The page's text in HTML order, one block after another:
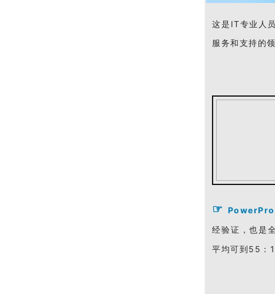
这是IT专业人
服务和支持的领
☞
经验证，也是
平均可到55：1